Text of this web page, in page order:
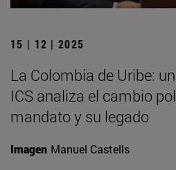
15 | 12 | 2025
La Colombia de Uribe:
ICS analiza el cambio
mandato y su legado
Imagen Manuel Castells